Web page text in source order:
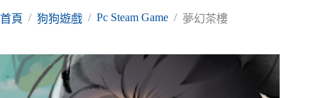
首頁 / 狗狗遊戲 / Pc Steam Game / 夢幻茶樓